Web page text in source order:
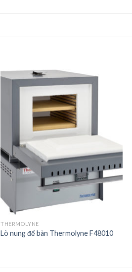
THERMOLYNE
Lò nung để bàn Thermolyne F48010